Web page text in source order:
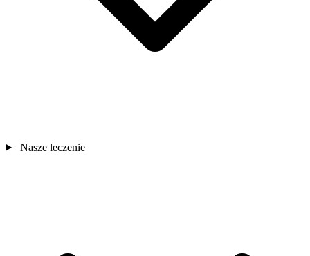
Nasze leczenie